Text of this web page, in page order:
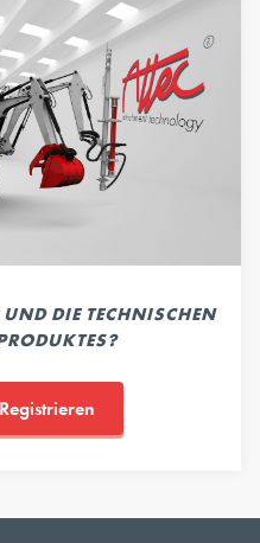
DIE TECHNISCHEN